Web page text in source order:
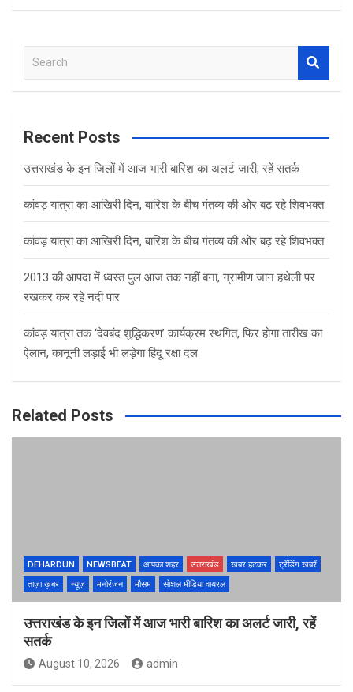
a
c
Recent Posts
उत्तराखंड के इन जिलों में आज भारी बारिश का अलर्ट जारी, रहें सतर्क
कांवड़ यात्रा का आखिरी दिन, बारिश के बीच गंतव्य की ओर बढ़ रहे शिवभक्त
कांवड़ यात्रा का आखिरी दिन, बारिश के बीच गंतव्य की ओर बढ़ रहे शिवभक्त
2013 की आपदा में ध्वस्त पुल आज तक नहीं बना, ग्रामीण जान हथेली पर
रखकर कर रहे नदी पार
कांवड़ यात्रा तक ‘देवबंद शुद्धिकरण’ कार्यक्रम स्थगित, फिर होगा तारीख का
ऐलान, कानूनी लड़ाई भी लड़ेगा हिंदू रक्षा दल
Related Posts
DEHARDUN NEWSBEAT आपका शहर उत्तराखंड खबर हटकर
ट्रेंडिंग खबरें
ताज़ा ख़बर
न्यूज़ मनोरंजन मौसम सोशल मीडिया वायरल
उत्तराखंड के इन जिलों में आज भारी बारिश का अलर्ट जारी, रहें
सतर्क
August 10, 2026 admin